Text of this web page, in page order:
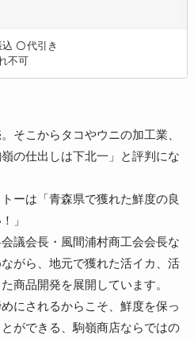
〇代引き
不可
そこからタコやウニの加工業、
の仕出しは下北一」と評判にな
ーは「青森県で獲れた鮮度の良
」
議会長・風間浦村商工会会長な
がら、地元で獲れた活イカ、活
商品開発を展開しています。
にされるからこそ、鮮度を保っ
ができる、駒嶺商店ならではの